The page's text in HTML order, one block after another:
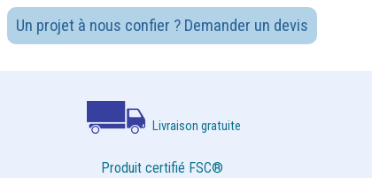
Un projet à nous confier ? Demander un devis
Livraison gratuite
Produit certifié FSC®